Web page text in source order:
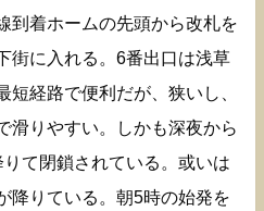
到着ホームの先頭から改札を
街に入れる。6番出口は浅草
経路で便利だが、狭いし、
滑りやすい。しかも深夜から
て閉鎖されている。或いは
降りている。朝5時の始発を